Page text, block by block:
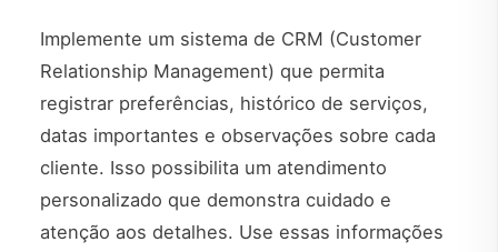
Implemente um sistema de CRM (Customer
Relationship Management) que permita
registrar preferências, histórico de serviços,
datas importantes e observações sobre cada
cliente. Isso possibilita um atendimento
personalizado que demonstra cuidado e
atenção aos detalhes. Use essas informações